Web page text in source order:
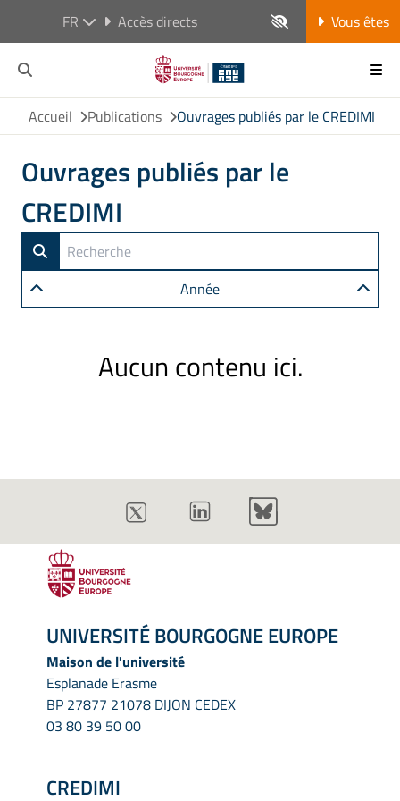
FR Accès directs Vous êtes
Accueil Publications Ouvrages publiés par le CREDIMI
Ouvrages publiés par le
CREDIMI
Année
Aucun contenu ici.
UNIVERSITÉ BOURGOGNE EUROPE
Maison de l'université
Esplanade Erasme
BP 27877 21078 DIJON CEDEX
03 80 39 50 00
CREDIMI